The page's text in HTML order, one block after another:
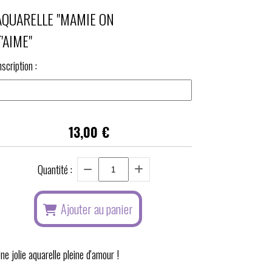
"MAMIE ON
:
13,00 €
Quantité :
Ajouter au panier
jolie aquarelle pleine d'amour !